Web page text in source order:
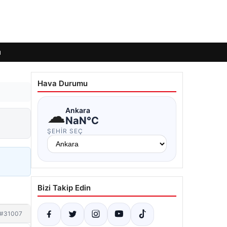
#31007
Hava Durumu
☁Ankara
NaN°C
ŞEHIR SEÇ
Bizi Takip Edin